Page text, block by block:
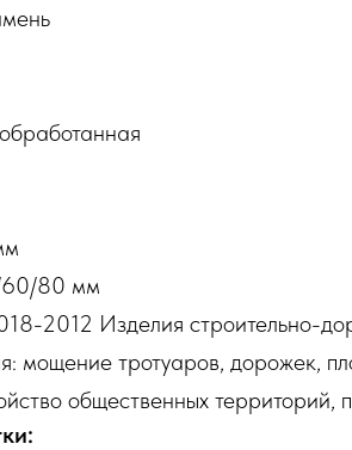
80 мм
2012 Изделия строительно-
мощение тротуаров, дорожек,
общественных территорий,